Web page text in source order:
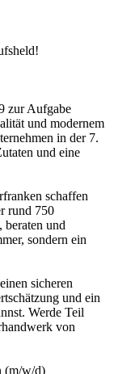
zur Aufgabe
und modernem
in der 7.
und eine
schaffen
rund 750
und
sondern ein
sicheren
und ein
Werde Teil
von
(m/w/d)